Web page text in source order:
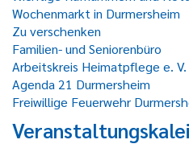
Wochenmarkt in Durmersheim
Zu verschenken
Familien- und Seniorenbüro
Arbeitskreis Heimatpflege e.
Agenda 21 Durmersheim
Freiwillige Feuerwehr